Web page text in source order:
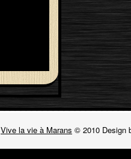
Vive la vie à Marans © 2010 Design